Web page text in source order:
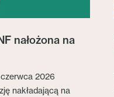
nałożona na
czerwca 2026
nakładającą na